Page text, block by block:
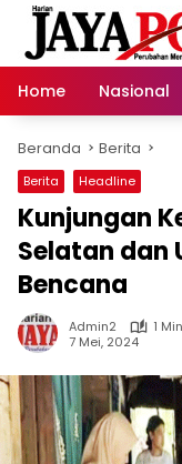
Langsung
konten
Home
Nasional
Beranda Berita
Berita Headline
Kunjungan
Selatan dan
Bencana
Admin2
1
7 Mei, 2024